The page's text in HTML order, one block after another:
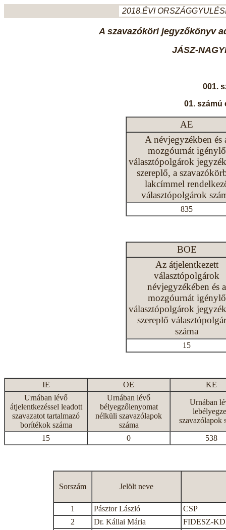
2018.ÉVI
A szavazóköri jegyzőkönyv
JÁSZ-
001.
01. számú
AE
A névjegyzékben és
mozgóurnát igénylő
választópolgárok
szereplő, a
lakcímmel
választópolgárok
835
BOE
Az átjelentkezett
választópolgárok
névjegyzékében és a
mozgóurnát igénylő
választópolgárok
szereplő
száma
15
IE OE
KE
Urnában lévő
átjelentkezéssel leadott
szavazatot tartalmazó
borítékok száma
Urnában lévő
bélyegzőlenyomat
nélküli szavazólapok
száma
Urnában
szavazólapok
15 0 538
Sorszám Jelölt neve
1 Pásztor László
CSP
2
Dr. Kállai Mária
FIDESZ-